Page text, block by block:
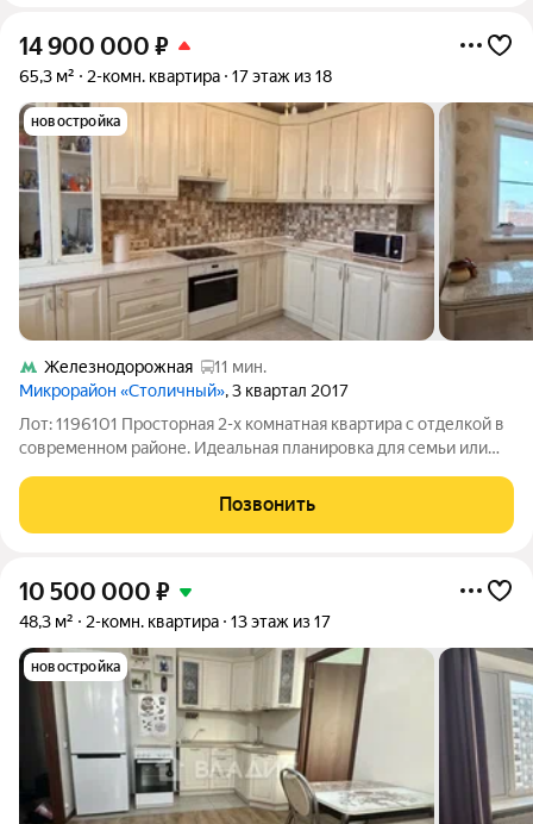
14 900 000 ₽
65,3 м² 2-комн. квартира 17 этаж из 18
новостройка
Железнодорожная
11 мин.
Микрорайон «Столичный», 3 квартал 2017
Лот: 1196101 Просторная 2-х комнатная квартира с отделкой в
современном районе. Идеальная планировка для семьи или
комнаты (18 и 19 м.кв.)легко распределяются на спальню и
детскую, кабинет или
Позвонить
10 500 000 ₽
48,3 м² 2-комн. квартира 13 этаж из 17
новостройка